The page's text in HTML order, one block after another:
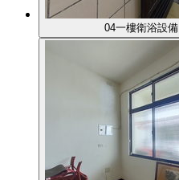
04一樓衛浴設備